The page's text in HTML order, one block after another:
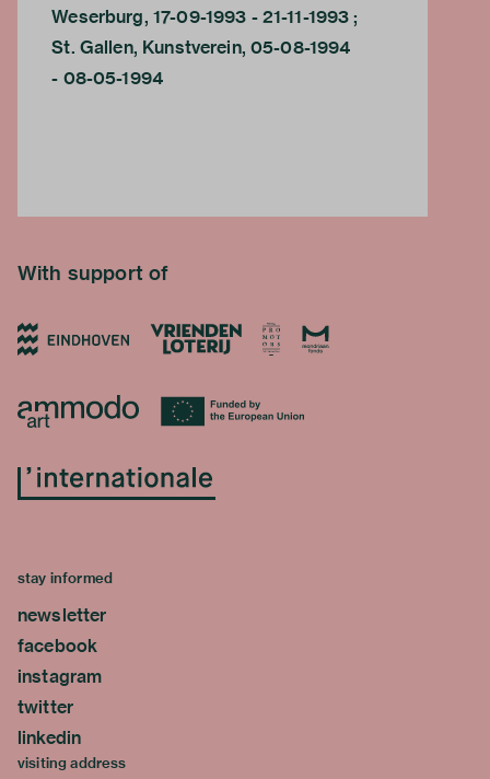
Weserburg, 17-09-1993 - 21-11-1993 ;
St. Gallen, Kunstverein, 05-08-1994
- 08-05-1994
With support of
stay informed
newsletter
facebook
instagram
twitter
linkedin
visiting address